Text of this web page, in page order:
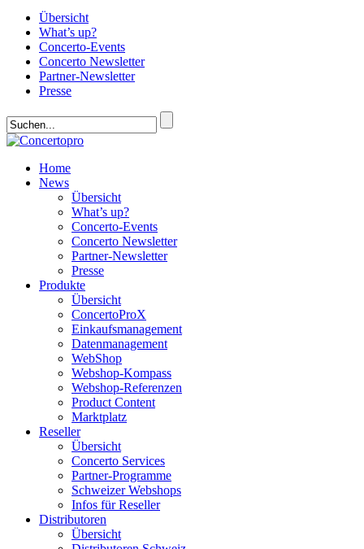
Übersicht
What’s up?
Concerto-Events
Concerto Newsletter
Partner-Newsletter
Presse
Home
News
Übersicht
What’s up?
Concerto-Events
Concerto Newsletter
Partner-Newsletter
Presse
Produkte
Übersicht
ConcertoProX
Einkaufsmanagement
Datenmanagement
WebShop
Webshop-Kompass
Webshop-Referenzen
Product Content
Marktplatz
Reseller
Übersicht
Concerto Services
Partner-Programme
Schweizer Webshops
Infos für Reseller
Distributoren
Übersicht